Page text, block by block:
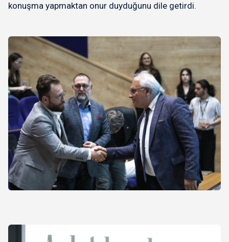
konuşma yapmaktan onur duyduğunu dile getirdi.